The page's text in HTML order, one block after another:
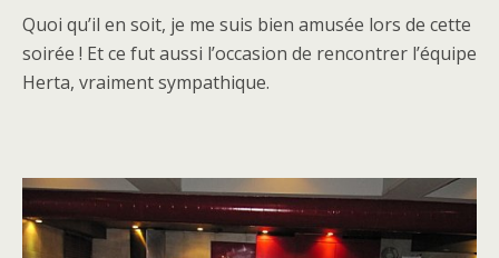
Quoi qu’il en soit, je me suis bien amusée lors de cette
soirée ! Et ce fut aussi l’occasion de rencontrer l’équipe
Herta, vraiment sympathique.